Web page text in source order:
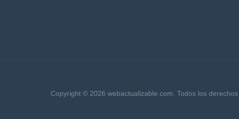
Copyright © 2026 webactualizable.com. Todos los